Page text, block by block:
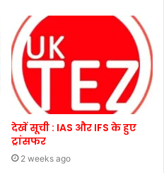
देखें सूची : IAS और IFS के हुए
ट्रांसफर
2 weeks ago